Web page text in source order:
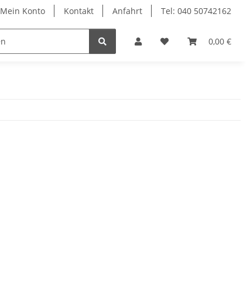
Mein Konto Kontakt Anfahrt Tel: 040 50742162
0,00 €